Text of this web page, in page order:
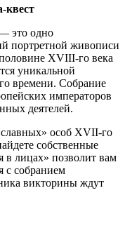
квест
это одно
портретной живописи
XVIII-го века
уникальной
времени. Собрание
императоров
деятелей.
особ XVII-го
собственные
в лицах» позволит вам
с собранием
викторины ждут